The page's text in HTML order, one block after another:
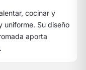
cocinar y
uniforme. Su diseño
aporta